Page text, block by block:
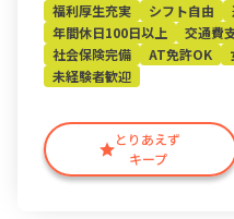
とりあえず
キープ
福利厚生充実 シフト自由
年間休日100日以上
交通費
社会保険完備
AT免許OK
未経験者歓迎